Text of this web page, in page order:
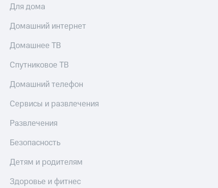
Для дома
Домашний интернет
Домашнее ТВ
Спутниковое ТВ
Домашний телефон
Сервисы и развлечения
Развлечения
Безопасность
Детям и родителям
Здоровье и фитнес